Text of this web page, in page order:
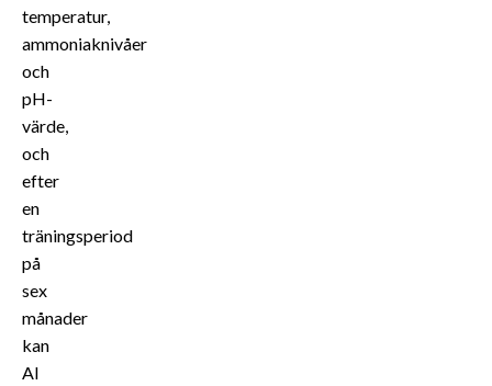
temperatur,
ammoniaknivåer
och
pH-
värde,
och
efter
en
träningsperiod
på
sex
månader
kan
AI